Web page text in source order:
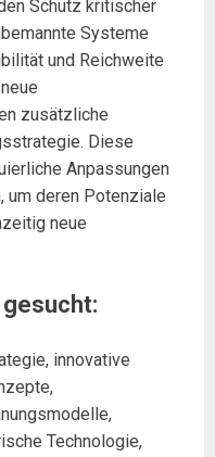
Schutz kritischer
Systeme
und Reichweite
zusätzliche
Diese
Anpassungen
um deren Potenziale
neue
gesucht:
innovative
Technologie,